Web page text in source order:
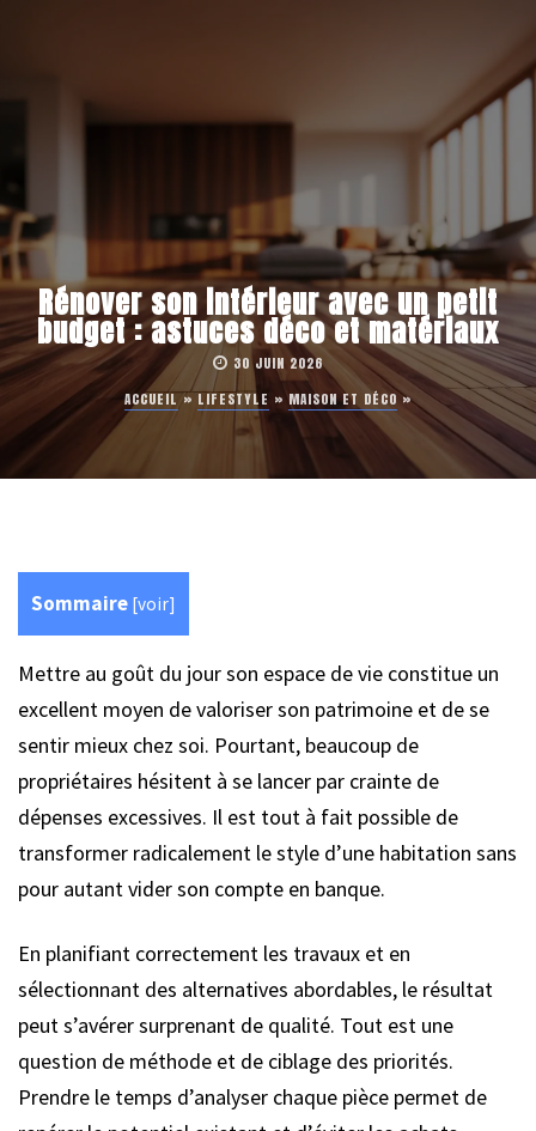
Rénover son intérieur avec un petit
budget : astuces déco et matériaux
30 JUIN 2026
ACCUEIL»LIFESTYLE » MAISON ET DÉCO»
Sommaire [voir]
Mettre au goût du jour son espace de vie constitue un
excellent moyen de valoriser son patrimoine et de se
sentir mieux chez soi. Pourtant, beaucoup de
propriétaires hésitent à se lancer par crainte de
dépenses excessives. Il est tout à fait possible de
transformer radicalement le style d’une habitation sans
pour autant vider son compte en banque.
En planifiant correctement les travaux et en
sélectionnant des alternatives abordables, le résultat
peut s’avérer surprenant de qualité. Tout est une
question de méthode et de ciblage des priorités.
Prendre le temps d’analyser chaque pièce permet de